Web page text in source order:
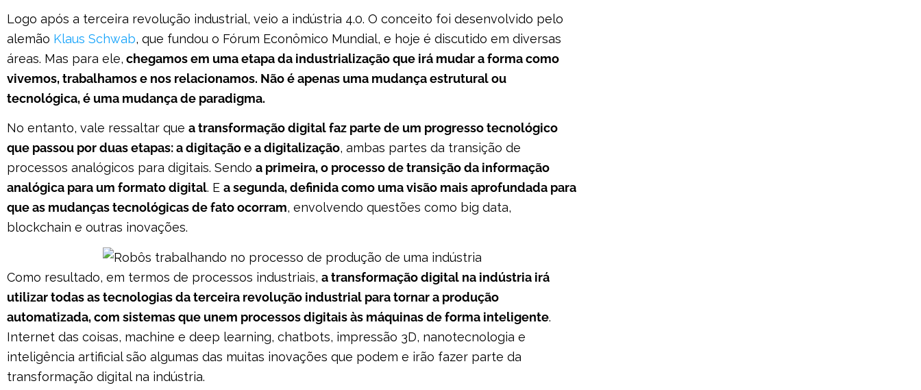
Logo após a terceira revolução industrial, veio a indústria 4.0. O conceito foi desenvolvido pelo
alemão Klaus Schwab, que fundou o Fórum Econômico Mundial, e hoje é discutido em diversas
áreas. Mas para ele, chegamos em uma etapa da industrialização que irá mudar a forma como
vivemos, trabalhamos e nos relacionamos. Não é apenas uma mudança estrutural ou
tecnológica, é uma mudança de paradigma.
No entanto, vale ressaltar que a transformação digital faz parte de um progresso tecnológico
que passou por duas etapas: a digitação e a digitalização, ambas partes da transição de
processos analógicos para digitais. Sendo a primeira, o processo de transição da informação
analógica para um formato digital. E a segunda, definida como uma visão mais aprofundada para
que as mudanças tecnológicas de fato ocorram, envolvendo questões como big data,
blockchain e outras inovações.
Como resultado, em termos de processos industriais, a transformação digital na indústria irá
utilizar todas as tecnologias da terceira revolução industrial para tornar a produção
automatizada, com sistemas que unem processos digitais às máquinas de forma inteligente.
Internet das coisas, machine e deep learning, chatbots, impressão 3D, nanotecnologia e
inteligência artificial são algumas das muitas inovações que podem e irão fazer parte da
transformação digital na indústria.